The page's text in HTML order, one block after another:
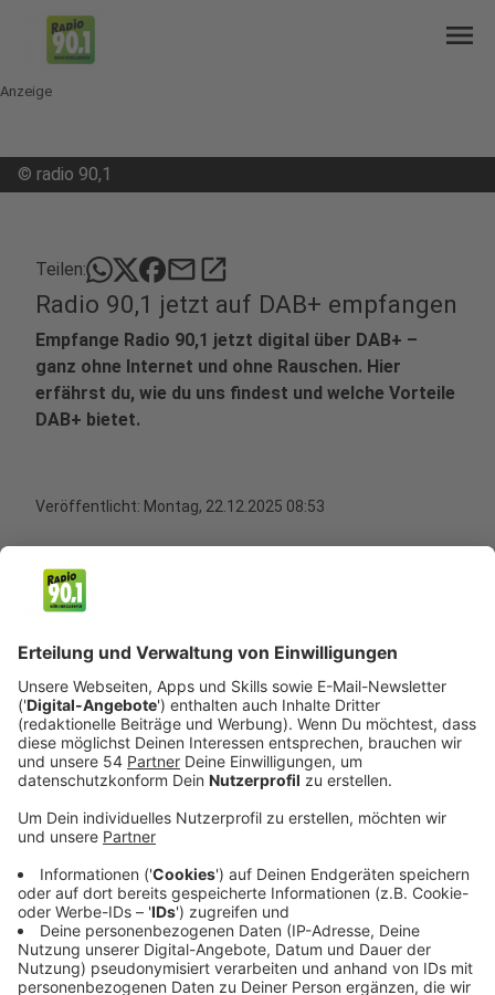
menu
Anzeige
© radio 90,1
Teilen: mailopen_in_new
Radio 90,1 jetzt auf DAB+ empfangen
Empfange Radio 90,1 jetzt digital über DAB+ –
ganz ohne Internet und ohne Rauschen. Hier
erfährst du, wie du uns findest und welche Vorteile
DAB+ bietet.
Veröffentlicht: Montag, 22.12.2025 08:53
Anzeige
Seit dem 18.12.2025 könnt ihr unser Programm auch
Audioqualität ganz ohne Internet. Oft ist dafür nicht
einmal der Kauf eines neuen Empfängers notwendig. In
vielen neuen Auto-, Küchen- oder Wohnzimmerradios
ist DAB+ bereits integriert.
Anzeige